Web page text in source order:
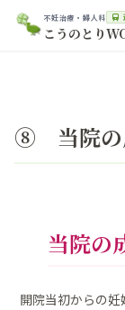
不妊治療・婦人科
こうのとり
⑧ 当院の
当院の
開院当初からの